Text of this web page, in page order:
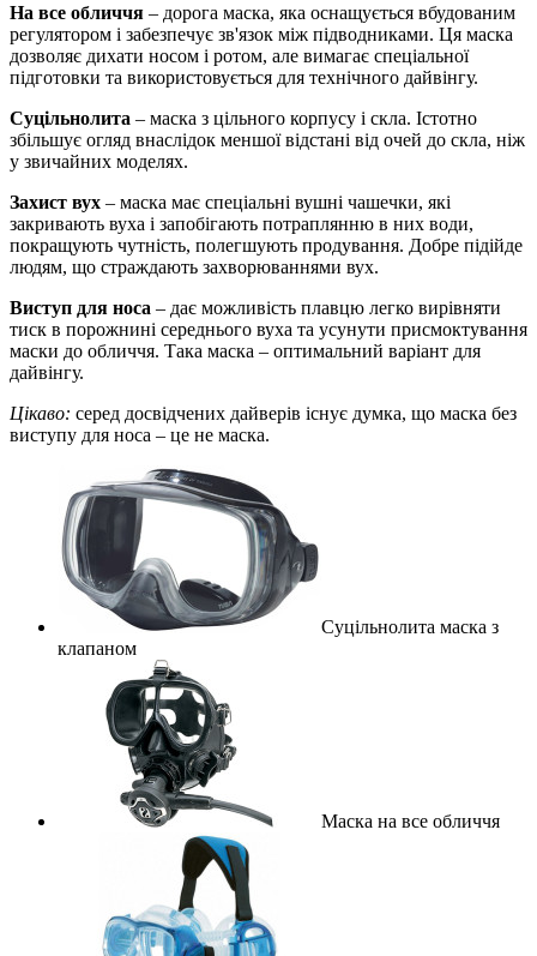
На все обличчя – дорога маска, яка оснащується вбудованим
регулятором і забезпечує зв'язок між підводниками. Ця маска
дозволяє дихати носом і ротом, але вимагає спеціальної
підготовки та використовується для технічного дайвінгу.
Суцільнолита – маска з цільного корпусу і скла. Істотно
збільшує огляд внаслідок меншої відстані від очей до скла, ніж
у звичайних моделях.
Захист вух – маска має спеціальні вушні чашечки, які
закривають вуха і запобігають потраплянню в них води,
покращують чутність, полегшують продування. Добре підійде
людям, що страждають захворюваннями вух.
Виступ для носа – дає можливість плавцю легко вирівняти
тиск в порожнині середнього вуха та усунути присмоктування
маски до обличчя. Така маска – оптимальний варіант для
дайвінгу.
Цікаво: серед досвідчених дайверів існує думка, що маска без
виступу для носа – це не маска.
Суцільнолита маска з
клапаном
Маска на все обличчя